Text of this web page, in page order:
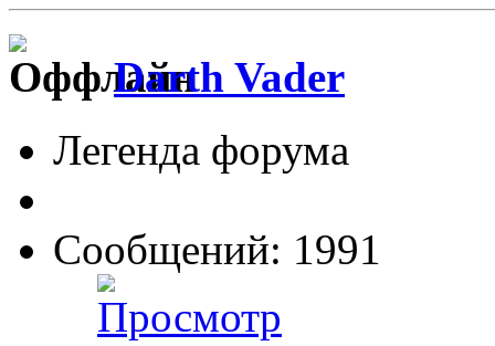
Darth Vader
Легенда форума
Сообщений: 1991